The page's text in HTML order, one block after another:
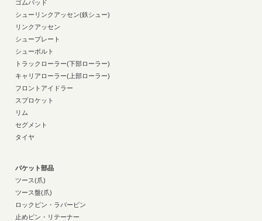
ゴムパッド
シューリンクアッセン(鉄シュー)
リンクアッセン
シュープレート
シューボルト
トラックローラー(下部ローラー)
キャリアローラー(上部ローラー)
フロントアイドラー
スプロケット
リム
セグメント
タイヤ
バケット部品
ツース(爪)
ツース盤(爪)
ロックピン・ラバーピン
止めピン・リテーナー